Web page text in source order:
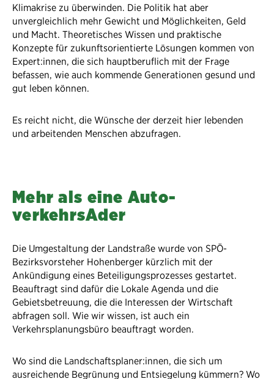
Klimakrise zu überwinden. Die Politik hat aber
unvergleichlich mehr Gewicht und Möglichkeiten, Geld
und Macht. Theoretisches Wissen und praktische
Konzepte für zukunftsorientierte Lösungen kommen von
Expert:innen, die sich hauptberuflich mit der Frage
befassen, wie auch kommende Generationen gesund und
gut leben können.
Es reicht nicht, die Wünsche der derzeit hier lebenden
und arbeitenden Menschen abzufragen.
Mehr als eine Auto-
verkehrsAder
Die Umgestaltung der Landstraße wurde von SPÖ-
Bezirksvorsteher Hohenberger kürzlich mit der
Ankündigung eines Beteiligungsprozesses gestartet.
Beauftragt sind dafür die Lokale Agenda und die
Gebietsbetreuung, die die Interessen der Wirtschaft
abfragen soll. Wie wir wissen, ist auch ein
Verkehrsplanungsbüro beauftragt worden.
Wo sind die Landschaftsplaner:innen, die sich um
ausreichende Begrünung und Entsiegelung kümmern? Wo